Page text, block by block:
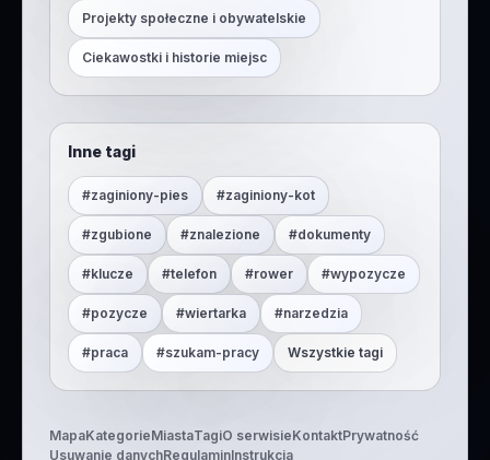
Projekty społeczne i obywatelskie
Ciekawostki i historie miejsc
Inne tagi
#zaginiony-pies #zaginiony-kot
#zgubione #znalezione #dokumenty
#klucze #telefon #rower #wypozycze
#pozycze #wiertarka #narzedzia
#praca #szukam-pracy Wszystkie tagi
MapaKategorieMiastaTagiO serwisieKontaktPrywatność
Usuwanie danychRegulaminInstrukcja